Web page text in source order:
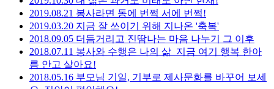
2019.08.21 봉사라면 동에 번쩍 서에 번쩍!
2019.03.20 지금 잘 쓰이기 위해 지나온 '축복'
2018.09.05 더듬거리고 진땀나는 마음 나누기 그 이후
2018.07.11 봉사와 수행은 나의 삶_지금 여기 행복 한아
름 안고 살아요!
2018.05.16 부모님 기일, 기부로 제사문화를 바꾸어 보세